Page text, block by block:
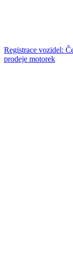
Registrace vozidel:
prodeje motorek